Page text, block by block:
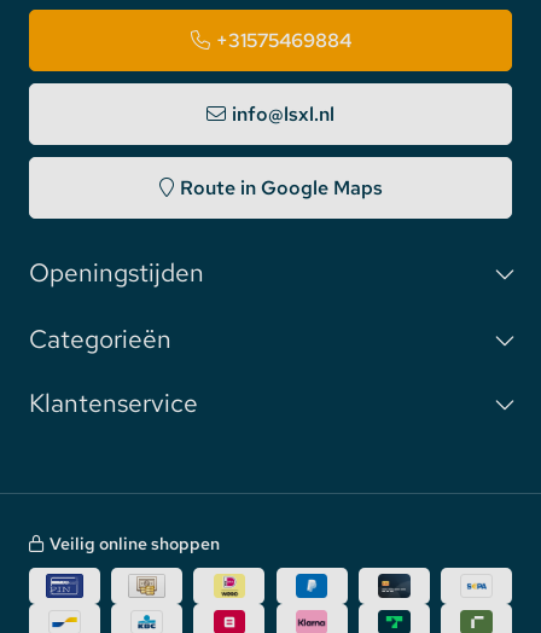
+31575469884
info@lsxl.nl
Route in Google Maps
Openingstijden
Categorieën
Klantenservice
Veilig online shoppen